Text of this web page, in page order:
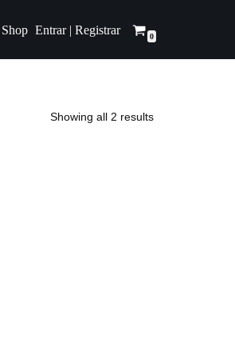
Shop Entrar | Registrar 0
Showing all 2 results